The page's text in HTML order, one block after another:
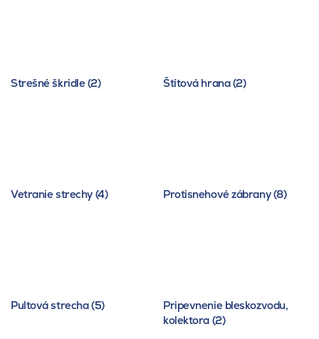
Strešné škridle (2) Štítová hrana (2)
Vetranie strechy (4) Protisnehové zábrany (8)
Pultová strecha (5)
Pripevnenie bleskozvodu,
kolektora (2)